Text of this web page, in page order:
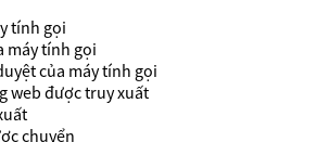
tính gọi
máy tính gọi
của máy tính gọi
web được truy xuất
chuyển